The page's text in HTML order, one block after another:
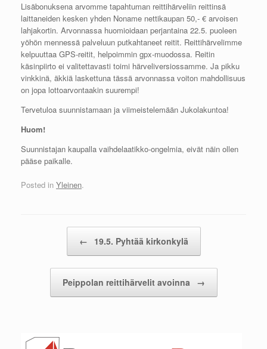
Lisäbonuksena arvomme tapahtuman reittihärveliin reittinsä
laittaneiden kesken yhden Noname nettikaupan 50,- € arvoisen
lahjakortin. Arvonnassa huomioidaan perjantaina 22.5. puoleen
yöhön mennessä palveluun putkahtaneet reitit. Reittihärvelimme
kelpuuttaa GPS-reitit, helpoimmin gpx-muodossa. Reitin
käsinpiirto ei valitettavasti toimi härveliversiossamme. Ja pikku
vinkkinä, äkkiä laskettuna tässä arvonnassa voiton mahdollisuus
on jopa lottoarvontaakin suurempi!
Tervetuloa suunnistamaan ja viimeistelemään Jukolakuntoa!
Huom!
Suunnistajan kaupalla vaihdelaatikko-ongelmia, eivät näin ollen
pääse paikalle.
Posted in Yleinen.
← 19.5. Pyhtää kirkonkylä
Peippolan reittihärvelit avoinna →